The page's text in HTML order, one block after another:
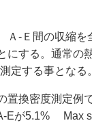
Ａ-Ｅ間の収縮
にする。通常の
定する事となる。
置換密度測定例
Eが5.1% Max